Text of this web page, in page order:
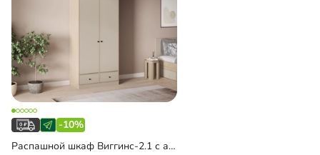
-10%
Распашной шкаф Виггинс-2.1 с антресолью